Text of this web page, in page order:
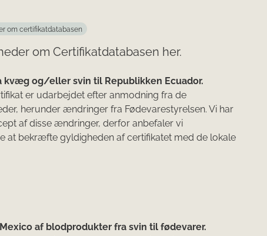
om certifikatdatabasen
om Certifikatdatabasen her.
kvæg og/eller svin til Republikken Ecuador.
er udarbejdet efter anmodning fra de
herunder ændringer fra Fødevarestyrelsen. Vi har
af disse ændringer, derfor anbefaler vi
at bekræfte gyldigheden af certifikatet med de lokale
af blodprodukter fra svin til fødevarer.